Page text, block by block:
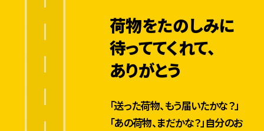
荷物をたのしみに
待っててくれて、
ありがとう
「送った荷物、もう届いたかな？」
「あの荷物、まだかな？」自分のお